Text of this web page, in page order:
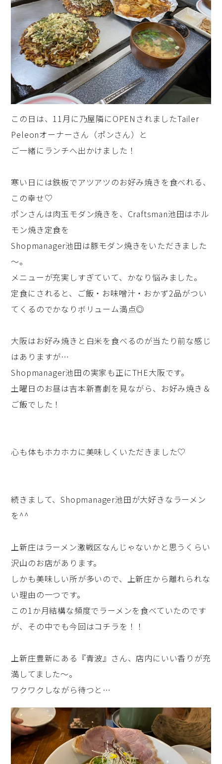
この日は、11月に乃屋隣にOPENされましたTailer
Peleonオーナーさん（ポンさん）と
ご一緒にランチへ出かけました！
寒い日には鉄板でアツアツのお好み焼きを食べれる、
この幸せ♡
ポンさんは肉玉モダン焼きを、Craftsman池田はホル
モン焼き定食を
Shopmanager池田は豚モダン焼きをいただきました
～。
メニューが充実しすぎていて、かなり悩みました。
定食にされると、ご飯・お味噌汁・おかず2品がつい
てくるのでかなりボリューム満点◎
大阪はお好み焼きと白米を食べるのが当たり前な感じ
はありますが…
Shopmanager池田の実家も正にTHE大阪です。
土曜日のお昼は吉本新喜劇を見ながら、お好み焼き＆
ご飯でした！
心も体もホカホカに美味しくいただきました♡
続きまして、Shopmanager池田が大好きなラーメン
を^^
上新庄はラーメン激戦区なんじゃないかと思うくらい
沢山のお店があります。
しかも美味しい所が多いので、上新庄から離れられな
い理由の一つです。
この1か月結構な頻度でラーメンを食べていたのです
が、その中でも今回はコチラを！！
上新庄豊新にある『青波』さん、店内にいい香りが充
満してました～。
ワクワクしながら待つと…